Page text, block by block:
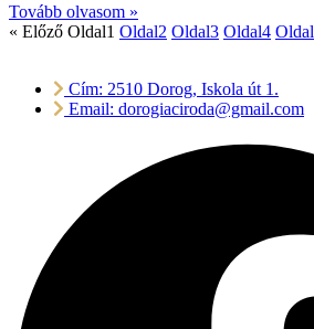
Tovább olvasom »
« Előző Oldal1 Oldal2 Oldal3 Oldal4 Oldal
Cím: 2510 Dorog, Iskola út 1.
Email: dorogiaciroda@gmail.com